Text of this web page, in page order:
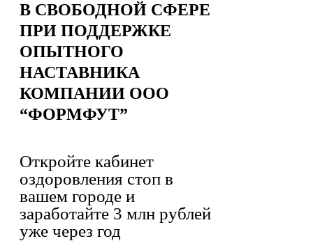
В СВОБОДНОЙ СФЕРЕ
ПРИ ПОДДЕРЖКЕ
ОПЫТНОГО
НАСТАВНИКА
КОМПАНИИ ООО
“ФОРМФУТ”
Откройте кабинет
оздоровления стоп в
вашем городе и
заработайте 3 млн рублей
уже через год